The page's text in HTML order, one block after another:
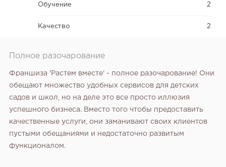
Обучение 2
Качество 2
Полное разочарование
Франшиза 'Растем вместе' - полное разочарование! Они
обещают множество удобных сервисов для детских
садов и школ, но на деле это все просто иллюзия
успешного бизнеса. Вместо того чтобы предоставить
качественные услуги, они заманивают своих клиентов
пустыми обещаниями и недостаточно развитым
функционалом.